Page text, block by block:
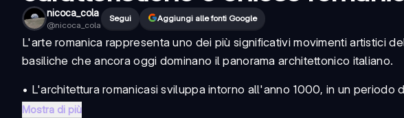
nicoca_cola
@nicoca_cola
Segui Aggiungi alle fonti Google
L'arte romanica rappresenta uno dei più significativi movimenti artistici
basiliche che ancora oggi dominano il panorama architettonico italiano.
• L'architettura romanicasi sviluppa intorno all'anno 1000, in un periodo
Mostra di più